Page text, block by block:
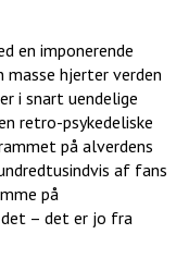
en imponerende
hjerter verden
i snart uendelige
retro-psykedeliske
på alverdens
af fans
på
– det er jo fra